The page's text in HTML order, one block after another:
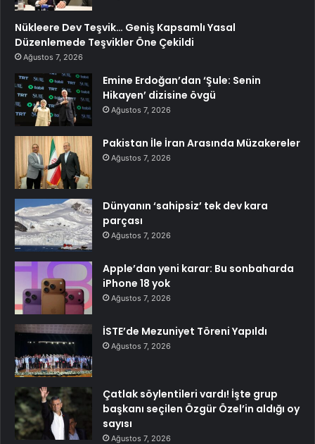
Nükleere Dev Teşvik… Geniş Kapsamlı Yasal
Düzenlemede Teşvikler Öne Çekildi
Ağustos 7, 2026
Emine Erdoğan’dan ‘Şule: Senin
Hikayen’ dizisine övgü
Ağustos 7, 2026
Pakistan İle İran Arasında Müzakereler
Ağustos 7, 2026
Dünyanın ‘sahipsiz’ tek dev kara
parçası
Ağustos 7, 2026
Apple’dan yeni karar: Bu sonbaharda
iPhone 18 yok
Ağustos 7, 2026
İSTE’de Mezuniyet Töreni Yapıldı
Ağustos 7, 2026
Çatlak söylentileri vardı! İşte grup
başkanı seçilen Özgür Özel’in aldığı oy
sayısı
Ağustos 7, 2026